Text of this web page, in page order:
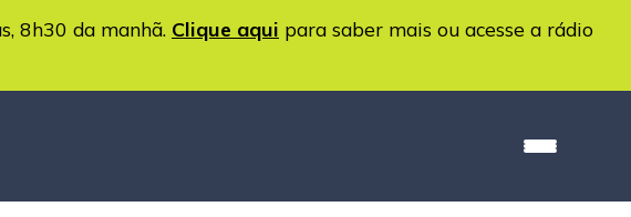
8h30 da manhã. Clique aqui para saber mais ou acesse a rádio